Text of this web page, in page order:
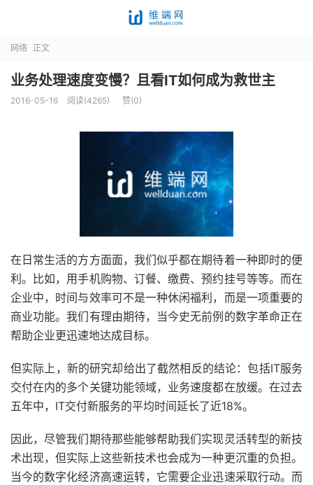
网络 正文
业务处理速度变慢？且看IT如何成为救世主
2016-05-16 阅读(4265) 赞(0)
在日常生活的方方面面，我们似乎都在期待着一种即时的便
利。比如，用手机购物、订餐、缴费、预约挂号等等。而在
企业中，时间与效率可不是一种休闲福利，而是一项重要的
商业功能。我们有理由期待，当今史无前例的数字革命正在
帮助企业更迅速地达成目标。
但实际上，新的研究却给出了截然相反的结论：包括IT服务
交付在内的多个关键功能领域，业务速度都在放缓。在过去
五年中，IT交付新服务的平均时间延长了近18%。
因此，尽管我们期待那些能够帮助我们实现灵活转型的新技
术出现，但实际上这些新技术也会成为一种更沉重的负担。
当今的数字化经济高速运转，它需要企业迅速采取行动。而